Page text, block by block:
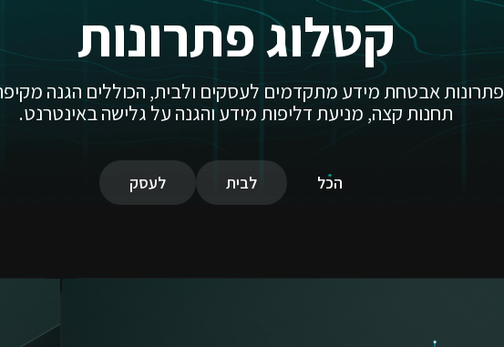
קטלוג פתרונות
פתרונות אבטחת מידע מתקדמים לעסקים ולבית, הכוללים הגנה
תחנות קצה, מניעת דליפות מידע והגנה על גלישה באינטרנט.
הכל לבית לעסק